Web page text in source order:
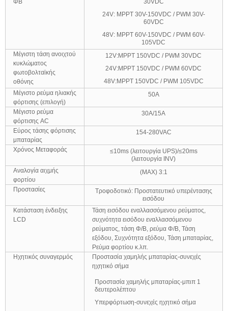
ΦΒ
30VDC
24V: MPPT 30V-150VDC / PWM 30V-
60VDC
48V: MPPT 60V-150VDC / PWM 60V-
105VDC
Μέγιστη τάση ανοιχτού
κυκλώματος
φωτοβολταϊκής
οθόνης
12V:MPPT 150VDC / PWM 30VDC
24V:MPPT 150VDC / PWM 60VDC
48V:MPPT 150VDC / PWM 105VDC
Μέγιστο ρεύμα ηλιακής
φόρτισης (επιλογή)
50Α
Μέγιστο ρεύμα
φόρτισης AC
30Α/15Α
Εύρος τάσης φόρτισης
μπαταρίας
154-280VAC
Χρόνος Μεταφοράς
≤10ms (λειτουργία UPS)/≤20ms
(λειτουργία INV)
Αναλογία αιχμής
φορτίου
(MAX) 3:1
Προστασίες
Τροφοδοτικό: Προστατευτικό υπερέντασης
εισόδου
Κατάσταση ένδειξης
LCD
Τάση εισόδου εναλλασσόμενου ρεύματος,
συχνότητα εισόδου εναλλασσόμενου
ρεύματος, τάση Φ/Β, ρεύμα Φ/Β, Τάση
εξόδου, Συχνότητα εξόδου, Τάση μπαταρίας,
Ρεύμα φορτίου κ.λπ.
Ηχητικός συναγερμός
Προστασία χαμηλής μπαταρίας-συνεχές
ηχητικό σήμα
Προστασία χαμηλής μπαταρίας-μπιπ 1
δευτερολέπτου
Υπερφόρτωση-συνεχές ηχητικό σήμα